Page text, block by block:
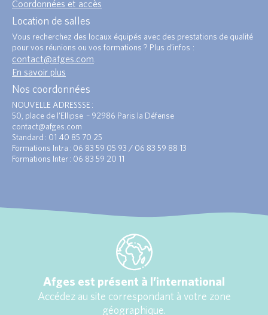
Coordonnées et accès
Location de salles
Vous recherchez des locaux équipés avec des prestations de qualité
pour vos réunions ou vos formations ? Plus d’infos :
contact@afges.com
En savoir plus
Nos coordonnées
NOUVELLE ADRESSSE :
50, place de l’Ellipse – 92986 Paris la Défense
contact@afges.com
Standard : 01 40 85 70 25
Formations Intra : 06 83 59 05 93 / 06 83 59 88 13
Formations Inter : 06 83 59 20 11
Afges est présent à l’international
Accédez au site correspondant à votre zone
géographique.